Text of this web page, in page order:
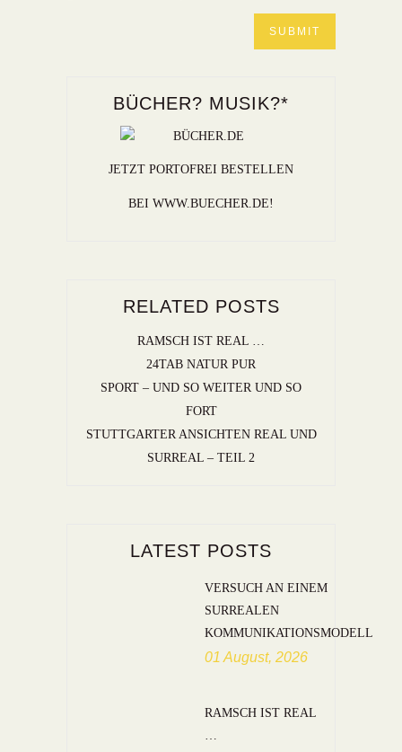
BÜCHER? MUSIK?*
JETZT PORTOFREI BESTELLEN
BEI WWW.BUECHER.DE!
RELATED POSTS
RAMSCH IST REAL …
24TAB NATUR PUR
SPORT – UND SO WEITER UND SO
FORT
STUTTGARTER ANSICHTEN REAL UND
SURREAL – TEIL 2
LATEST POSTS
VERSUCH AN EINEM
SURREALEN
KOMMUNIKATIONSMODELL
01 August, 2026
RAMSCH IST REAL